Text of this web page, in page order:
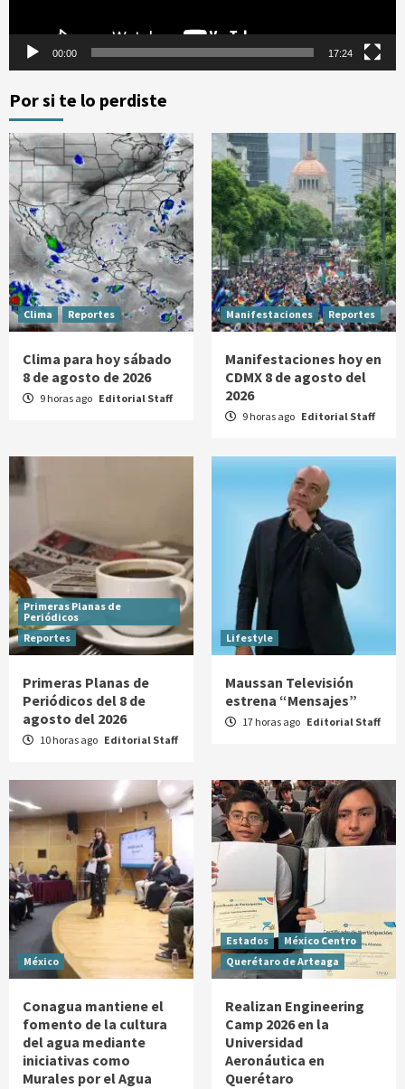
00:00 17:24
Por si te lo perdiste
Clima Reportes
Clima para hoy sábado
8 de agosto de 2026
9 horas ago Editorial Staff
Manifestaciones Reportes
Manifestaciones hoy en
CDMX 8 de agosto del
2026
9 horas ago Editorial Staff
Primeras Planas de
Periódicos
Reportes
Primeras Planas de
Periódicos del 8 de
agosto del 2026
10 horas ago Editorial Staff
Lifestyle
Maussan Televisión
estrena “Mensajes”
17 horas ago Editorial Staff
México
Conagua mantiene el
fomento de la cultura
del agua mediante
iniciativas como
Murales por el Agua
Estados
México Centro
Querétaro de Arteaga
Realizan Engineering
Camp 2026 en la
Universidad
Aeronáutica en
Querétaro